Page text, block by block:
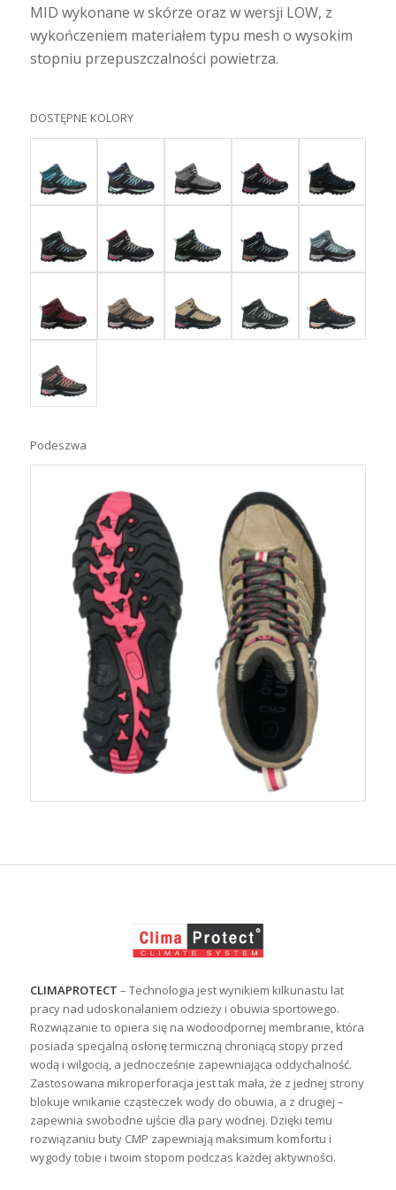
MID wykonane w skórze oraz w wersji LOW, z
wykończeniem materiałem typu mesh o wysokim
stopniu przepuszczalności powietrza.
DOSTĘPNE KOLORY
Podeszwa
CLIMAPROTECT – Technologia jest wynikiem kilkunastu lat
pracy nad udoskonalaniem odzieży i obuwia sportowego.
Rozwiązanie to opiera się na wodoodpornej membranie, która
posiada specjalną osłonę termiczną chroniącą stopy przed
wodą i wilgocią, a jednocześnie zapewniająca oddychalność.
Zastosowana mikroperforacja jest tak mała, że z jednej strony
blokuje wnikanie cząsteczek wody do obuwia, a z drugiej –
zapewnia swobodne ujście dla pary wodnej. Dzięki temu
rozwiązaniu buty CMP zapewniają maksimum komfortu i
wygody tobie i twoim stopom podczas każdej aktywności.